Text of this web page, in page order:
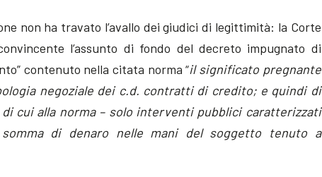
non ha travato l’avallo dei giudici di legittimità: la Corte
l’assunto di fondo del decreto impugnato di
contenuto nella citata norma “il significato pregnante
negoziale dei c.d. contratti di credito; e quindi di
cui alla norma – solo interventi pubblici caratterizzati
somma di denaro nelle mani del soggetto tenuto a